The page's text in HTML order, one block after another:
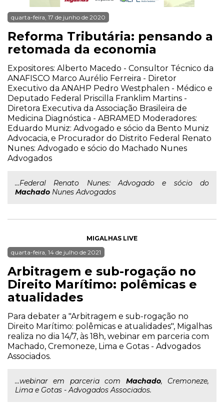
quarta-feira, 17 de junho de 2020
Reforma Tributária: pensando a
retomada da economia
Expositores: Alberto Macedo - Consultor Técnico da
ANAFISCO Marco Aurélio Ferreira - Diretor
Executivo da ANAHP Pedro Westphalen - Médico e
Deputado Federal Priscilla Franklim Martins -
Diretora Executiva da Associação Brasileira de
Medicina Diagnóstica - ABRAMED Moderadores:
Eduardo Muniz: Advogado e sócio da Bento Muniz
Advocacia, e Procurador do Distrito Federal Renato
Nunes: Advogado e sócio do Machado Nunes
Advogados
...Federal Renato Nunes: Advogado e sócio do
Machado Nunes Advogados
MIGALHAS LIVE
quarta-feira, 14 de julho de 2021
Arbitragem e sub-rogação no
Direito Marítimo: polêmicas e
atualidades
Para debater a "Arbitragem e sub-rogação no
Direito Marítimo: polêmicas e atualidades", Migalhas
realiza no dia 14/7, às 18h, webinar em parceria com
Machado, Cremoneze, Lima e Gotas - Advogados
Associados.
...webinar em parceria com Machado, Cremoneze,
Lima e Gotas - Advogados Associados.